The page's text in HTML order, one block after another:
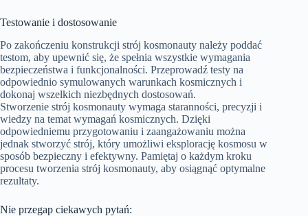
Testowanie i dostosowanie
Po zakończeniu konstrukcji strój kosmonauty należy poddać
testom, aby upewnić się, że spełnia wszystkie wymagania
bezpieczeństwa i funkcjonalności. Przeprowadź testy na
odpowiednio symulowanych warunkach kosmicznych i
dokonaj wszelkich niezbędnych dostosowań.
Stworzenie strój kosmonauty wymaga staranności, precyzji i
wiedzy na temat wymagań kosmicznych. Dzięki
odpowiedniemu przygotowaniu i zaangażowaniu można
jednak stworzyć strój, który umożliwi eksplorację kosmosu w
sposób bezpieczny i efektywny. Pamiętaj o każdym kroku
procesu tworzenia strój kosmonauty, aby osiągnąć optymalne
rezultaty.
Nie przegap ciekawych pytań: